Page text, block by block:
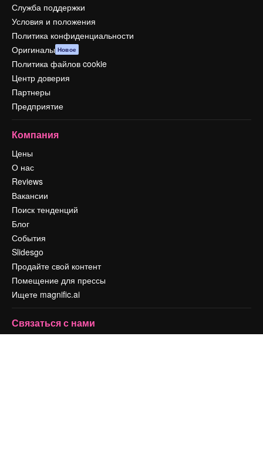
Служба поддержки
Условия и положения
Политика конфиденциальности
Оригиналы Новое
Политика файлов cookie
Центр доверия
Партнеры
Предприятие
Компания
Цены
О нас
Reviews
Вакансии
Поиск тенденций
Блог
События
Slidesgo
Продайте свой контент
Помещение для прессы
Ищете magnific.ai
Связаться с нами